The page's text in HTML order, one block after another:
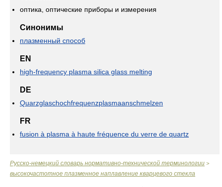
оптика, оптические приборы и измерения
Синонимы
плазменный способ
EN
high-frequency plasma silica glass melting
DE
Quarzglaschochfrequenzplasmaanschmelzen
FR
fusion à plasma à haute fréquence du verre de quartz
Русско-немецкий словарь нормативно-технической терминологии >
высокочастотное плазменное наплавление кварцевого стекла